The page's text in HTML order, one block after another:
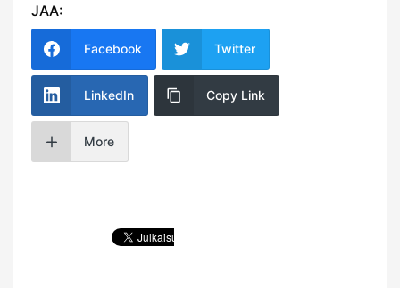
JAA:
Facebook Twitter
LinkedIn Copy Link
More